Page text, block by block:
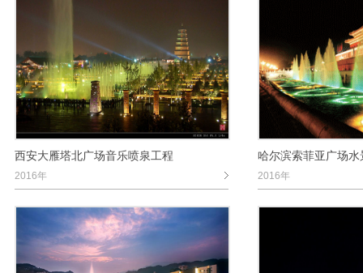
西安大雁塔北广场音乐喷泉工程
2016年
哈尔滨索菲亚广场水
2016年